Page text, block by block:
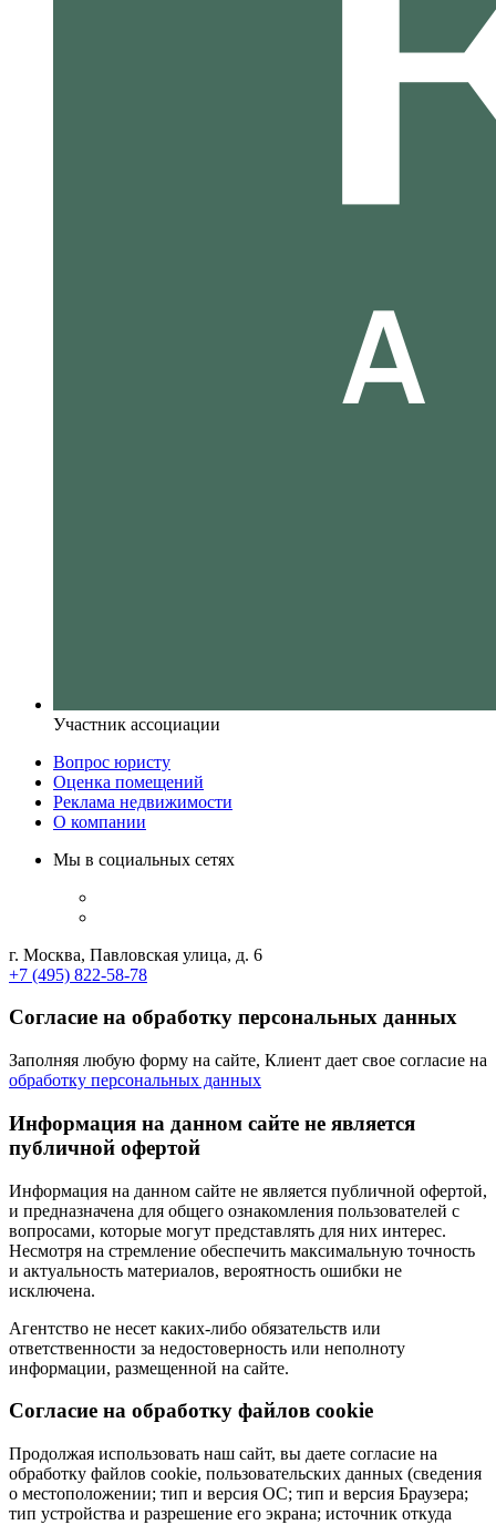
Участник ассоциации
Вопрос юристу
Оценка помещений
Реклама недвижимости
О компании
Мы в социальных сетях
г. Москва, Павловская улица, д. 6
+7 (495) 822-58-78
Согласие на обработку персональных данных
Заполняя любую форму на сайте, Клиент дает свое согласие на
обработку персональных данных
Информация на данном сайте не является
публичной офертой
Информация на данном сайте не является публичной офертой,
и предназначена для общего ознакомления пользователей с
вопросами, которые могут представлять для них интерес.
Несмотря на стремление обеспечить максимальную точность
и актуальность материалов, вероятность ошибки не
исключена.
Агентство не несет каких-либо обязательств или
ответственности за недостоверность или неполноту
информации, размещенной на сайте.
Cогласие на обработку файлов cookie
Продолжая использовать наш сайт, вы даете согласие на
обработку файлов cookie, пользовательских данных (сведения
о местоположении; тип и версия ОС; тип и версия Браузера;
тип устройства и разрешение его экрана; источник откуда